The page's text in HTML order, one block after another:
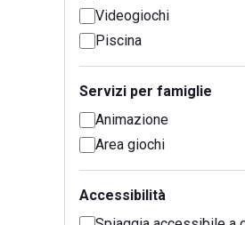
Videogiochi
Piscina
Servizi per famiglie
Animazione
Area giochi
Accessibilità